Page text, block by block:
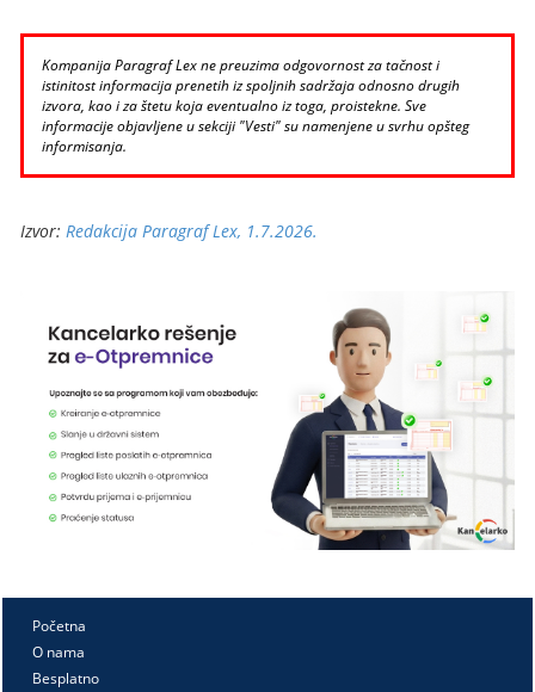
Kompanija Paragraf Lex ne preuzima odgovornost za tačnost i
istinitost informacija prenetih iz spoljnih sadržaja odnosno drugih
izvora, kao i za štetu koja eventualno iz toga, proistekne. Sve
informacije objavljene u sekciji "Vesti" su namenjene u svrhu opšteg
informisanja.
Izvor:Redakcija Paragraf Lex, 1.7.2026.
Početna
O nama
Besplatno